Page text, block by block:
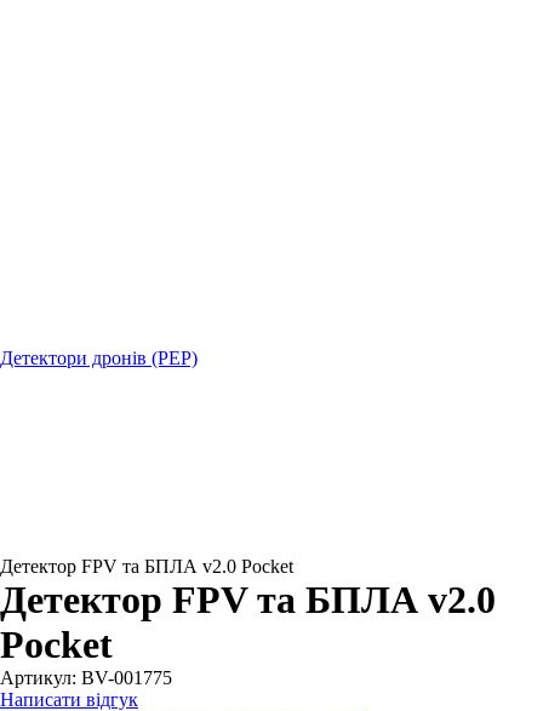
Детектори дронів (РЕР)
Детектор FPV та БПЛА v2.0 Pocket
Детектор FPV та БПЛА v2.0
Pocket
Артикул: BV-001775
Написати відгук